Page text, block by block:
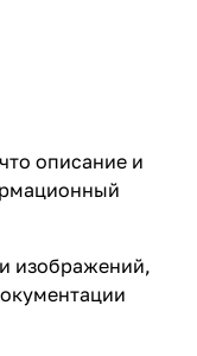
описание и
изображений,